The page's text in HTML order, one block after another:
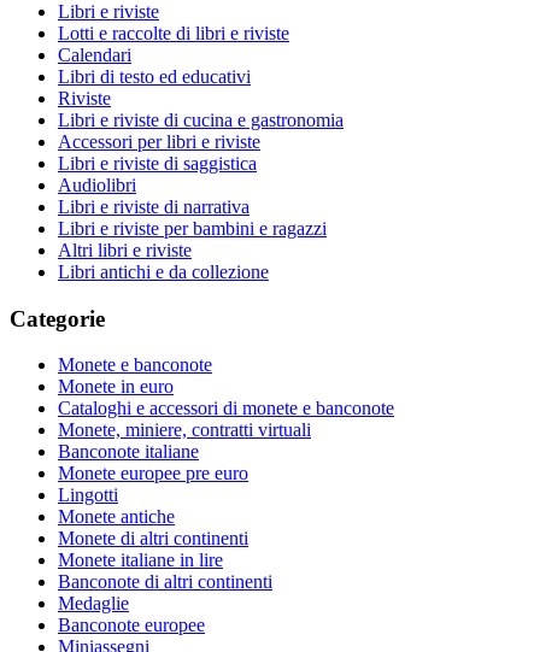
Libri e riviste
Lotti e raccolte di libri e riviste
Calendari
Libri di testo ed educativi
Riviste
Libri e riviste di cucina e gastronomia
Accessori per libri e riviste
Libri e riviste di saggistica
Audiolibri
Libri e riviste di narrativa
Libri e riviste per bambini e ragazzi
Altri libri e riviste
Libri antichi e da collezione
Categorie
Monete e banconote
Monete in euro
Cataloghi e accessori di monete e banconote
Monete, miniere, contratti virtuali
Banconote italiane
Monete europee pre euro
Lingotti
Monete antiche
Monete di altri continenti
Monete italiane in lire
Banconote di altri continenti
Medaglie
Banconote europee
Miniassegni